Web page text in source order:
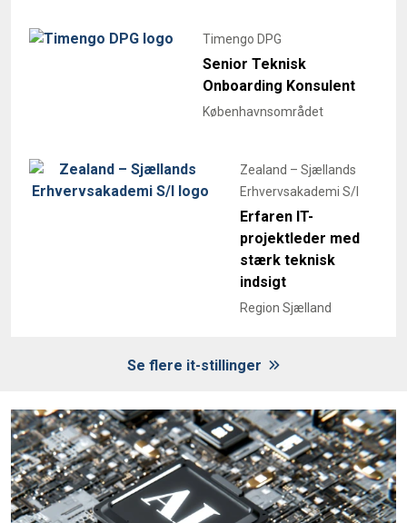
Timengo DPG
Senior Teknisk
Onboarding Konsulent
Københavnsområdet
Zealand – Sjællands
Erhvervsakademi S/I
Erfaren IT-
projektleder med
stærk teknisk
indsigt
Region Sjælland
Se flere it-stillinger